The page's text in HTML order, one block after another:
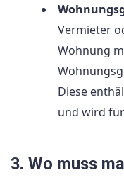
Vermieter
Wohnung
Diese
und wird
3. Wo muss